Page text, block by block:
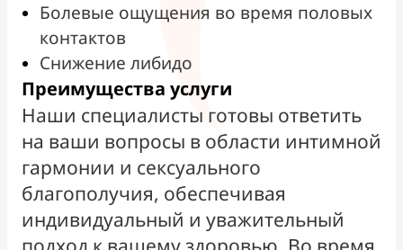
Болевые ощущения во время половых
контактов
Снижение либидо
Преимущества услуги
Наши специалисты готовы ответить
на ваши вопросы в области интимной
гармонии и сексуального
благополучия, обеспечивая
индивидуальный и уважительный